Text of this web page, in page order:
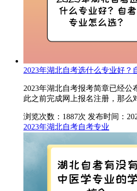
2023年湖北自考选什么专业好？
2023年湖北自考报考简章已经
此之前完成网上报名注册，那么
浏览次数：1887次 发布时间：
2023年湖北自考自考专业